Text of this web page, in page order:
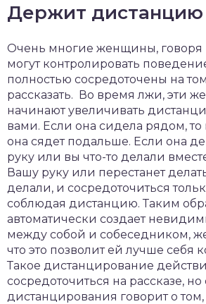
Держит дистанцию
Очень многие женщины, говоря
могут контролировать
полностью сосредоточены на том
рассказать. Во время лжи, эти
начинают увеличивать
вами. Если она сидела рядом, то
она сядет подальше. Если она
руку или вы что-то делали
Вашу руку или перестанет
делали, и сосредоточиться
соблюдая дистанцию. Таким
автоматически создает
между собой и собеседником,
что это позволит ей лучше себя
Такое дистанцирование
сосредоточиться на рассказе, но
дистанцирования говорит о том,